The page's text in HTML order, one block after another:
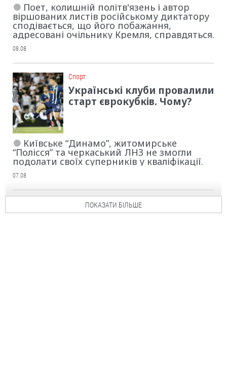
Поет, колишній політв'язень і автор
віршованих листів російському диктатору
сподівається, що його побажання,
адресовані очільнику Кремля, справдяться.
08.08
Cпорт
Українські клуби провалили
старт єврокубків. Чому?
Київське “Динамо”, житомирське
“Полісся” та черкаський ЛНЗ не змогли
подолати своїх суперників у кваліфікації.
07.08
ПОКАЗАТИ БІЛЬШЕ